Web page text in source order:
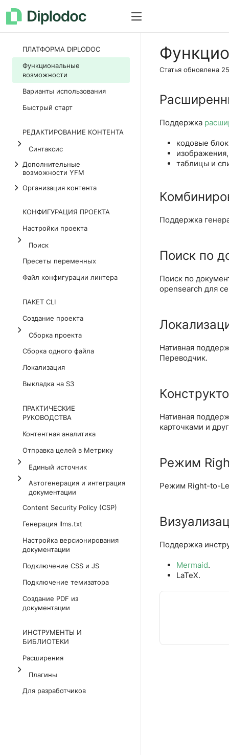
Как все устроено
ПЛАТФОРМА DIPLODOC
Функциональные
возможности
Варианты использования
Быстрый старт
РЕДАКТИРОВАНИЕ КОНТЕНТА
Синтаксис
Дополнительные
возможности YFM
Организация контента
КОНФИГУРАЦИЯ ПРОЕКТА
Настройки проекта
Поиск
Пресеты переменных
Файл конфигурации линтера
ПАКЕТ CLI
Создание проекта
Сборка проекта
Сборка одного файла
Локализация
Выкладка на S3
ПРАКТИЧЕСКИЕ
РУКОВОДСТВА
Контентная аналитика
Отправка целей в Метрику
Единый источник
Автогенерация и интеграция
документации
Content Security Policy (CSP)
Генерация llms.txt
Настройка версионирования
документации
Подключение CSS и JS
Подключение темизатора
Создание PDF из
документации
ИНСТРУМЕНТЫ И
БИБЛИОТЕКИ
Расширения
Плагины
Для разработчиков
Статья обновлена
Поддержка
кодовые
таблицы и
Поддержка
Поиск по
Поиск по
opensearch для
Нативная
Переводчик.
Нативная
карточками и
Режим
Режим Right-to-
Поддержка
Mermaid.
LaTeX.